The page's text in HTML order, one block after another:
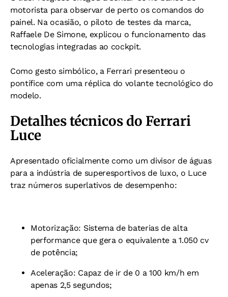
motorista para observar de perto os comandos do
painel. Na ocasião, o piloto de testes da marca,
Raffaele De Simone, explicou o funcionamento das
tecnologias integradas ao cockpit.
Como gesto simbólico, a Ferrari presenteou o
pontífice com uma réplica do volante tecnológico do
modelo.
Detalhes técnicos do Ferrari
Luce
Apresentado oficialmente como um divisor de águas
para a indústria de superesportivos de luxo, o Luce
traz números superlativos de desempenho:
Motorização: Sistema de baterias de alta
performance que gera o equivalente a 1.050 cv
de potência;
Aceleração: Capaz de ir de 0 a 100 km/h em
apenas 2,5 segundos;